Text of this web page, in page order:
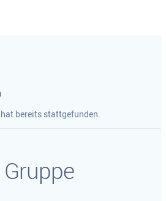
bereits stattgefunden.